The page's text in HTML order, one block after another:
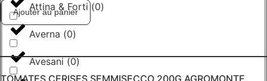
Attina & Forti(0)
Averna (0)
Avesani (0)
Ajouter au panier
TOMATES CERISES SEMMISECCO 200G AGROMONTE